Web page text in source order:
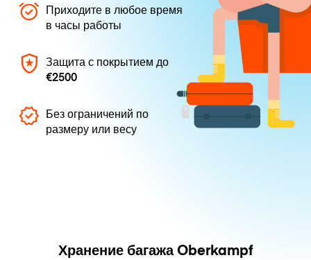
Приходите в любое время
в часы работы
Защита с покрытием до
€2500
Без ограничений по
размеру или весу
Хранение багажа Oberkampf